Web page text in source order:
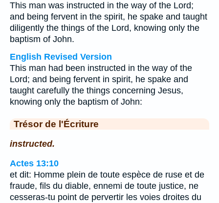
This man was instructed in the way of the Lord;
and being fervent in the spirit, he spake and taught
diligently the things of the Lord, knowing only the
baptism of John.
English Revised Version
This man had been instructed in the way of the
Lord; and being fervent in spirit, he spake and
taught carefully the things concerning Jesus,
knowing only the baptism of John:
Trésor de l'Écriture
instructed.
Actes 13:10
et dit: Homme plein de toute espèce de ruse et de
fraude, fils du diable, ennemi de toute justice, ne
cesseras-tu point de pervertir les voies droites du